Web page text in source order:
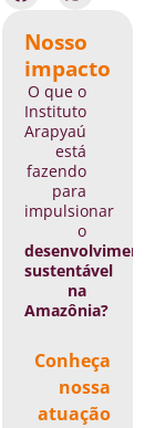
Nosso
impacto
O que o
Instituto
Arapyaú
está
fazendo
para
impulsionar
o
sustentável
na
Amazônia?
Conheça
nossa
atuação